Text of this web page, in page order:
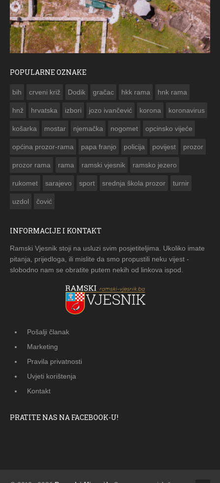
POPULARNE OZNAKE
bih crveni križ Dodik gračac hkk rama hnk rama
hnž hrvatska izbori jozo ivančević korona koronavirus
košarka mostar njemačka nogomet opcinsko vijeće
općina prozor-rama papa franjo policija povijest prozor
prozor rama rama ramski vjesnik ramsko jezero
rukomet sarajevo sport srednja škola prozor turnir
uzdol čović
INFORMACIJE I KONTAKT
Ramski Vjesnik stoji na usluzi svim posjetiteljima. Ukoliko imate
pitanja, prijedloga, ili mislite da smo propustili neku vijest -
slobodno nam se obratite putem nekih od linkova ispod.
Pošalji članak
Marketing
Pravila privatnosti
Uvjeti korištenja
Kontakt
PRATITE NAS NA FACEBOOK-U!